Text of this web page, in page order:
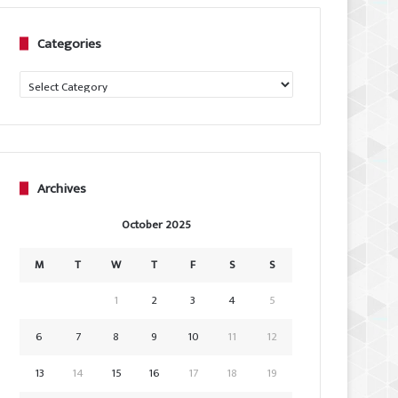
Categories
Categories
Archives
October 2025
M T W T F S
S
1
2 3 4
5
6
7 8 9 10 11
12
13
14 15 16 17 18 19